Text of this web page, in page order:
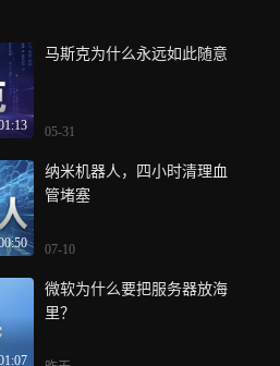
马斯克为什么永远如此随意
05-31
纳米机器人，四小时清理血
管堵塞
07-10
微软为什么要把服务器放海
里？